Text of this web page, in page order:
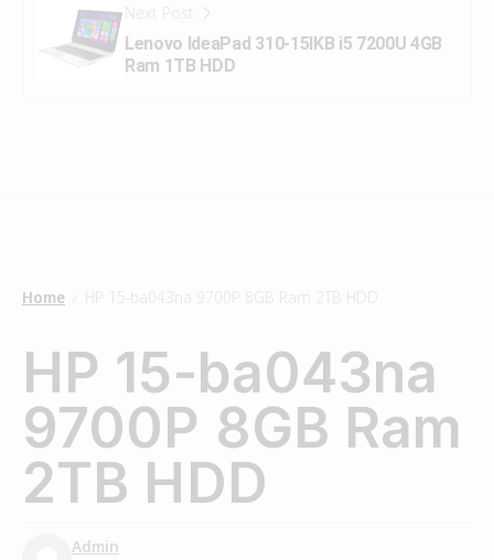
Next Post
Lenovo IdeaPad 310-15IKB i5 7200U 4GB
Ram 1TB HDD
Home HP 15-ba043na 9700P 8GB Ram 2TB HDD
HP 15-ba043na
9700P 8GB Ram
2TB HDD
Admin